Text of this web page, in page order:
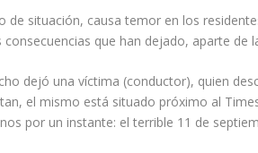
de situación, causa temor en los
consecuencias que han dejado, aparte de
dejó una víctima (conductor), quien
el mismo está situado próximo al
por un instante: el terrible 11 de